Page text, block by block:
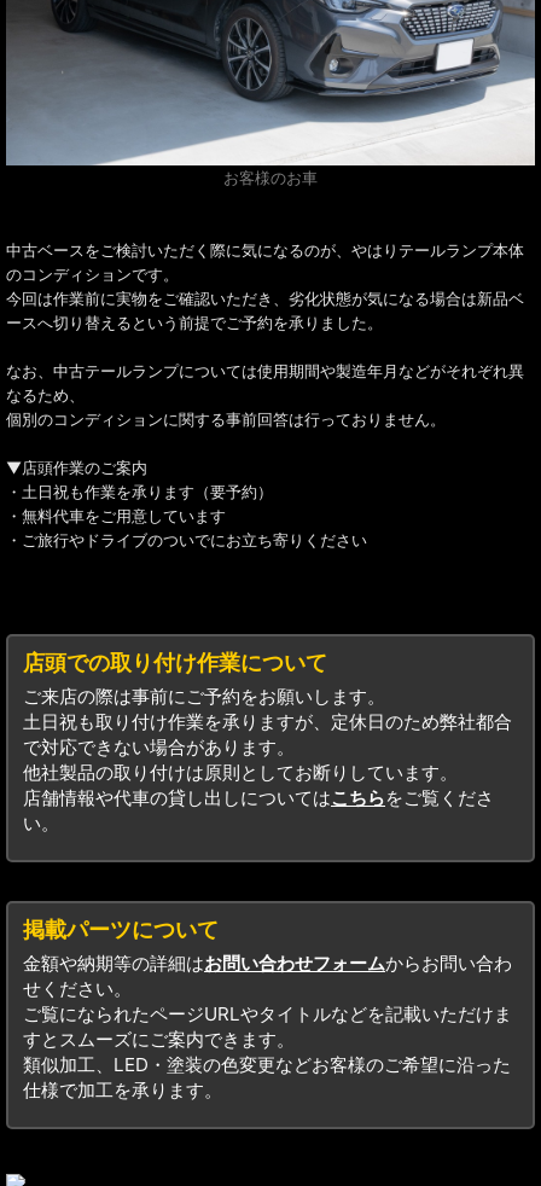
お客様のお車
中古ベースをご検討いただく際に気になるのが、やはりテールランプ本体
のコンディションです。
今回は作業前に実物をご確認いただき、劣化状態が気になる場合は新品ベ
ースへ切り替えるという前提でご予約を承りました。
なお、中古テールランプについては使用期間や製造年月などがそれぞれ異
なるため、
個別のコンディションに関する事前回答は行っておりません。
▼店頭作業のご案内
・土日祝も作業を承ります（要予約）
・無料代車をご用意しています
・ご旅行やドライブのついでにお立ち寄りください
店頭での取り付け作業について
ご来店の際は事前にご予約をお願いします。
土日祝も取り付け作業を承りますが、定休日のため弊社都合
で対応できない場合があります。
他社製品の取り付けは原則としてお断りしています。
店舗情報や代車の貸し出しについてはこちらをご覧くださ
い。
掲載パーツについて
金額や納期等の詳細はお問い合わせフォームからお問い合わ
せください。
ご覧になられたページURLやタイトルなどを記載いただけま
すとスムーズにご案内できます。
類似加工、LED・塗装の色変更などお客様のご希望に沿った
仕様で加工を承ります。